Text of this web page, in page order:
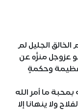
الجليل لم
عزوجل منزَّه عن
عظيمة وحكمةٍ
ما أمر الله
ولا ينهانا إلا